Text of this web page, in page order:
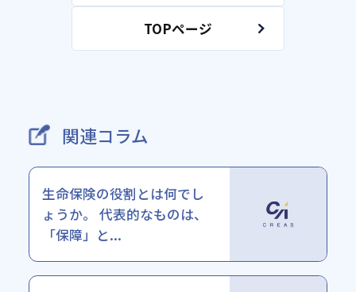
TOPページ
関連コラム
生命保険の役割とは何でし
ょうか。 代表的なものは、
「保障」と...